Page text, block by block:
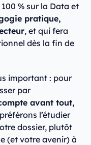
% sur la Data et
pratique,
, et qui fera
dès la fin de
important : pour
par
avant tout,
l’étudier
dossier, plutôt
(et votre avenir) à